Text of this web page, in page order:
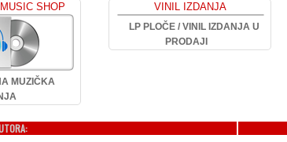
SHOP
MUZIČKA
VINIL IZDANJA
LP PLOČE / VINIL IZDANJA U
PRODAJI